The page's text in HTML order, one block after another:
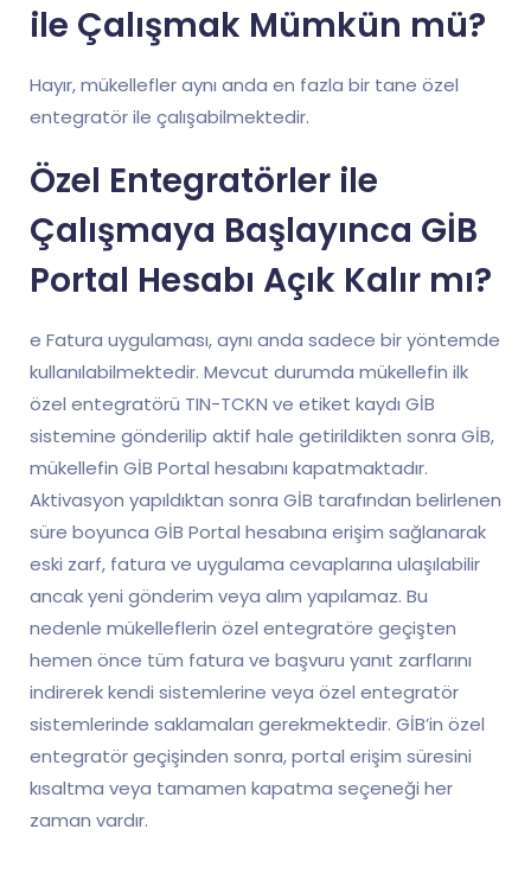
ile Çalışmak Mümkün mü?
Hayır, mükellefler aynı anda en fazla bir tane özel
entegratör ile çalışabilmektedir.
Özel Entegratörler ile
Çalışmaya Başlayınca GİB
Portal Hesabı Açık Kalır mı?
e Fatura uygulaması, aynı anda sadece bir yöntemde
kullanılabilmektedir. Mevcut durumda mükellefin ilk
özel entegratörü TIN-TCKN ve etiket kaydı GİB
sistemine gönderilip aktif hale getirildikten sonra GİB,
mükellefin GİB Portal hesabını kapatmaktadır.
Aktivasyon yapıldıktan sonra GİB tarafından belirlenen
süre boyunca GİB Portal hesabına erişim sağlanarak
eski zarf, fatura ve uygulama cevaplarına ulaşılabilir
ancak yeni gönderim veya alım yapılamaz. Bu
nedenle mükelleflerin özel entegratöre geçişten
hemen önce tüm fatura ve başvuru yanıt zarflarını
indirerek kendi sistemlerine veya özel entegratör
sistemlerinde saklamaları gerekmektedir. GİB’in özel
entegratör geçişinden sonra, portal erişim süresini
kısaltma veya tamamen kapatma seçeneği her
zaman vardır.